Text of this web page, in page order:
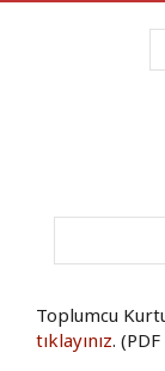
Rechercher
Toplumcu
tıklayınız.